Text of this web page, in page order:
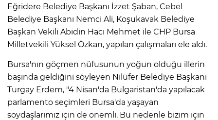
Eğridere Belediye Başkanı İzzet Şaban, Cebel
Belediye Başkanı Nemci Ali, Koşukavak Belediye
Başkan Vekili Abidin Hacı Mehmet ile CHP Bursa
Milletvekili Yüksel Özkan, yapılan çalışmaları ele aldı.
Bursa'nın göçmen nüfusunun yoğun olduğu illerin
başında geldiğini söyleyen Nilüfer Belediye Başkanı
Turgay Erdem, "4 Nisan'da Bulgaristan'da yapılacak
parlamento seçimleri Bursa'da yaşayan
soydaşlarımız için de önemli. Bu nedenle bizim için